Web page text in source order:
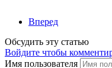
Вперед
Обсудить эту статью
Войдите чтобы
Имя пользователя